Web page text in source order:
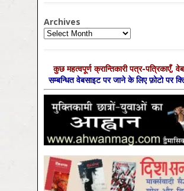
Archives
Archives
कुछ महत्‍वपूर्ण क्रान्तिकारी पत्र-पत्रिकाएँ,
सम्‍बन्धित वेबसाइट पर जाने के लिए फ़ोटो पर